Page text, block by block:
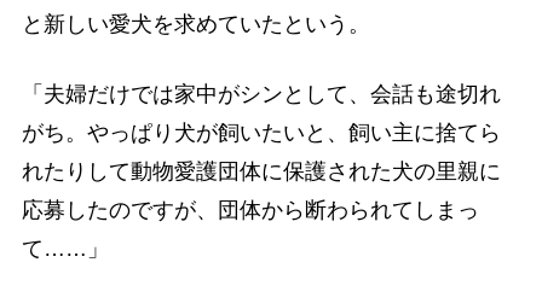
と新しい愛犬を求めていたという。
「夫婦だけでは家中がシンとして、会話も途切れ
がち。やっぱり犬が飼いたいと、飼い主に捨てら
れたりして動物愛護団体に保護された犬の里親に
応募したのですが、団体から断わられてしまっ
て……」